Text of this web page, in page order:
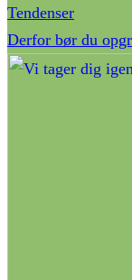
Tendenser
Derfor bør du